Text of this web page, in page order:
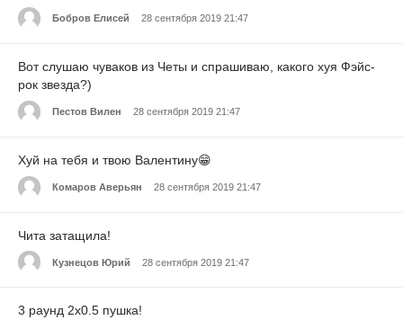
Бобров Елисей 28 сентября 2019 21:47
Вот слушаю чуваков из Четы и спрашиваю, какого хуя Фэйс-
рок звезда?)
Пестов Вилен 28 сентября 2019 21:47
Хуй на тебя и твою Валентину😁
Комаров Аверьян 28 сентября 2019 21:47
Чита затащила!
Кузнецов Юрий 28 сентября 2019 21:47
3 раунд 2х0.5 пушка!